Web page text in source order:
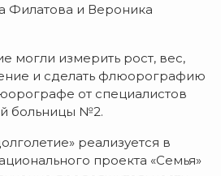
Филатова и Вероника
могли измерить рост, вес,
и сделать флюорографию
от специалистов
больницы №2.
реализуется в
проекта «Семья»